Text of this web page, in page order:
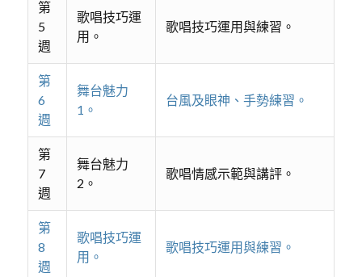
第
5
週
歌唱技巧運
用。
歌唱技巧運用與練習。
第
6
週
舞台魅力
1。
台風及眼神、手勢練習。
第
7
週
舞台魅力
2。
歌唱情感示範與講評。
第
8
週
歌唱技巧運
用。
歌唱技巧運用與練習。